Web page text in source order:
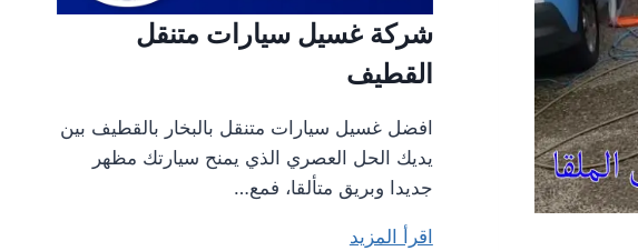
شركة غسيل سيارات متنقل
القطيف
افضل غسيل سيارات متنقل بالبخار بالقطيف بين
يديك الحل العصري الذي يمنح سيارتك مظهر
جديدا وبريق متألقا، فمع…
اقرأ المزيد